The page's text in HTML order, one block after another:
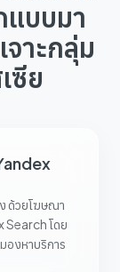
แบบมา
าะกลุ่ม
ซีย
ด้วยโฆษณา
Search โดย
องหาบริการ